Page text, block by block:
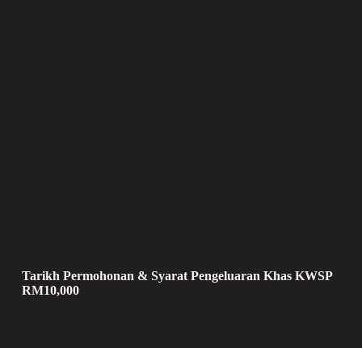
Tarikh Permohonan & Syarat Pengeluaran Khas KWSP
RM10,000